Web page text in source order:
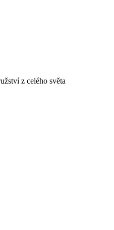
z celého světa